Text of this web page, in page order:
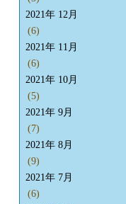
2021年 12月
(6)
2021年 11月
(6)
2021年 10月
(5)
2021年 9月
(7)
2021年 8月
(9)
2021年 7月
(6)